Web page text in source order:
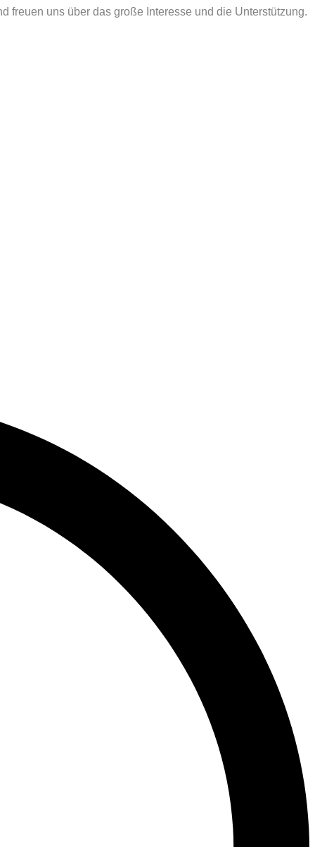
freuen uns über das große Interesse und die Unterstützung.